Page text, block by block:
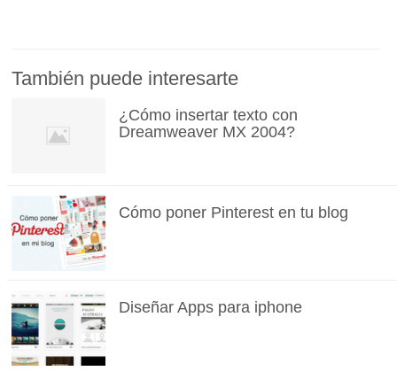
También puede interesarte
¿Cómo insertar texto con
Dreamweaver MX 2004?
Cómo poner Pinterest en tu blog
Diseñar Apps para iphone